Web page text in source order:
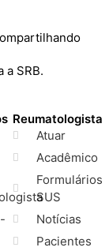
a SRB.
Reumatologista
Atuar
Acadêmico
Formulários
SUS
Notícias
Pacientes